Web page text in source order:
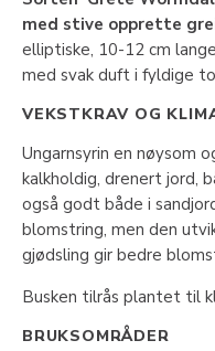
med stive opprette
elliptiske, 10-12 cm
med svak duft i fyldige
VEKSTKRAV OG
Ungarnsyrin en nøysom
kalkholdig, drenert jord,
også godt både i
blomstring, men den
gjødsling gir bedre
Busken tilrås plantet til
BRUKSOMRÅDER